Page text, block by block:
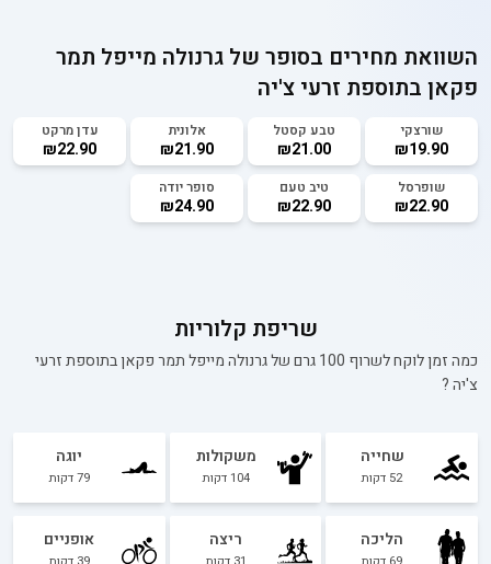
השוואת מחירים בסופר של גרנולה מייפל תמר
פקאן בתוספת זרעי צ'יה
שורצקי
₪19.90
טבע קסטל
₪21.00
אלונית
₪21.90
עדן מרקט
₪22.90
שופרסל
₪22.90
טיב טעם
₪22.90
סופר יודה
₪24.90
שריפת קלוריות
כמה זמן לוקח לשרוף 100 גרם של
גרנולה מייפל תמר פקאן בתוספת זרעי
צ'יה?
שחייה
52 דקות
משקולות
104 דקות
יוגה
79דקות
הליכה ריצה אופניים